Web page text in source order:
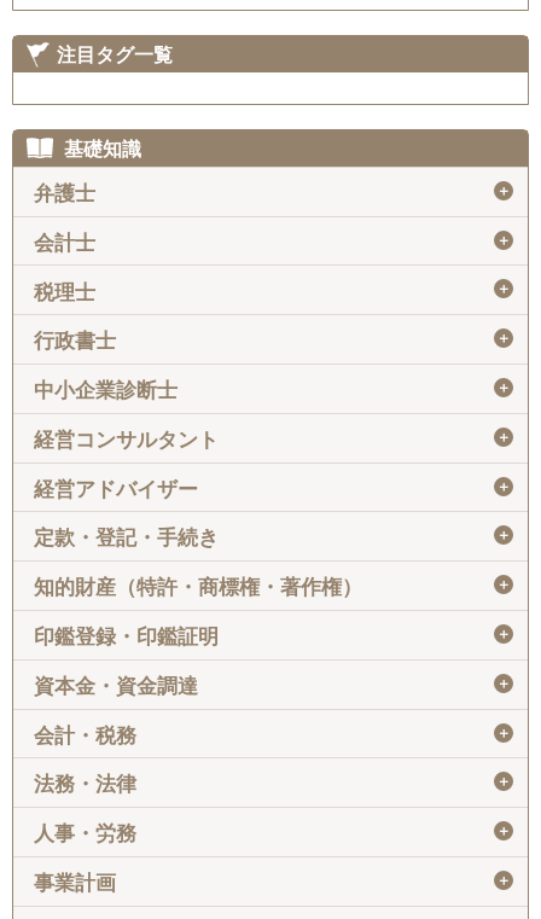
注目タグ一覧
基礎知識
弁護士 ＋
会計士 ＋
税理士 ＋
行政書士 ＋
中小企業診断士 ＋
経営コンサルタント ＋
経営アドバイザー ＋
定款・登記・手続き ＋
知的財産（特許・商標権・著作権） ＋
印鑑登録・印鑑証明 ＋
資本金・資金調達 ＋
会計・税務 ＋
法務・法律 ＋
人事・労務 ＋
事業計画 ＋